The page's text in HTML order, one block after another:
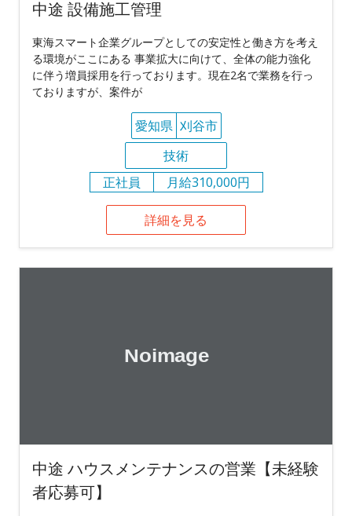
中途 設備施工管理
東海スマート企業グループとしての安定性と働き方を考え
る環境がここにある 事業拡大に向けて、全体の能力強化
に伴う増員採用を行っております。現在2名で業務を行っ
ておりますが、案件が
愛知県 刈谷市
技術
正社員
月給310,000円
詳細を見る
中途 ハウスメンテナンスの営業【未経験
者応募可】